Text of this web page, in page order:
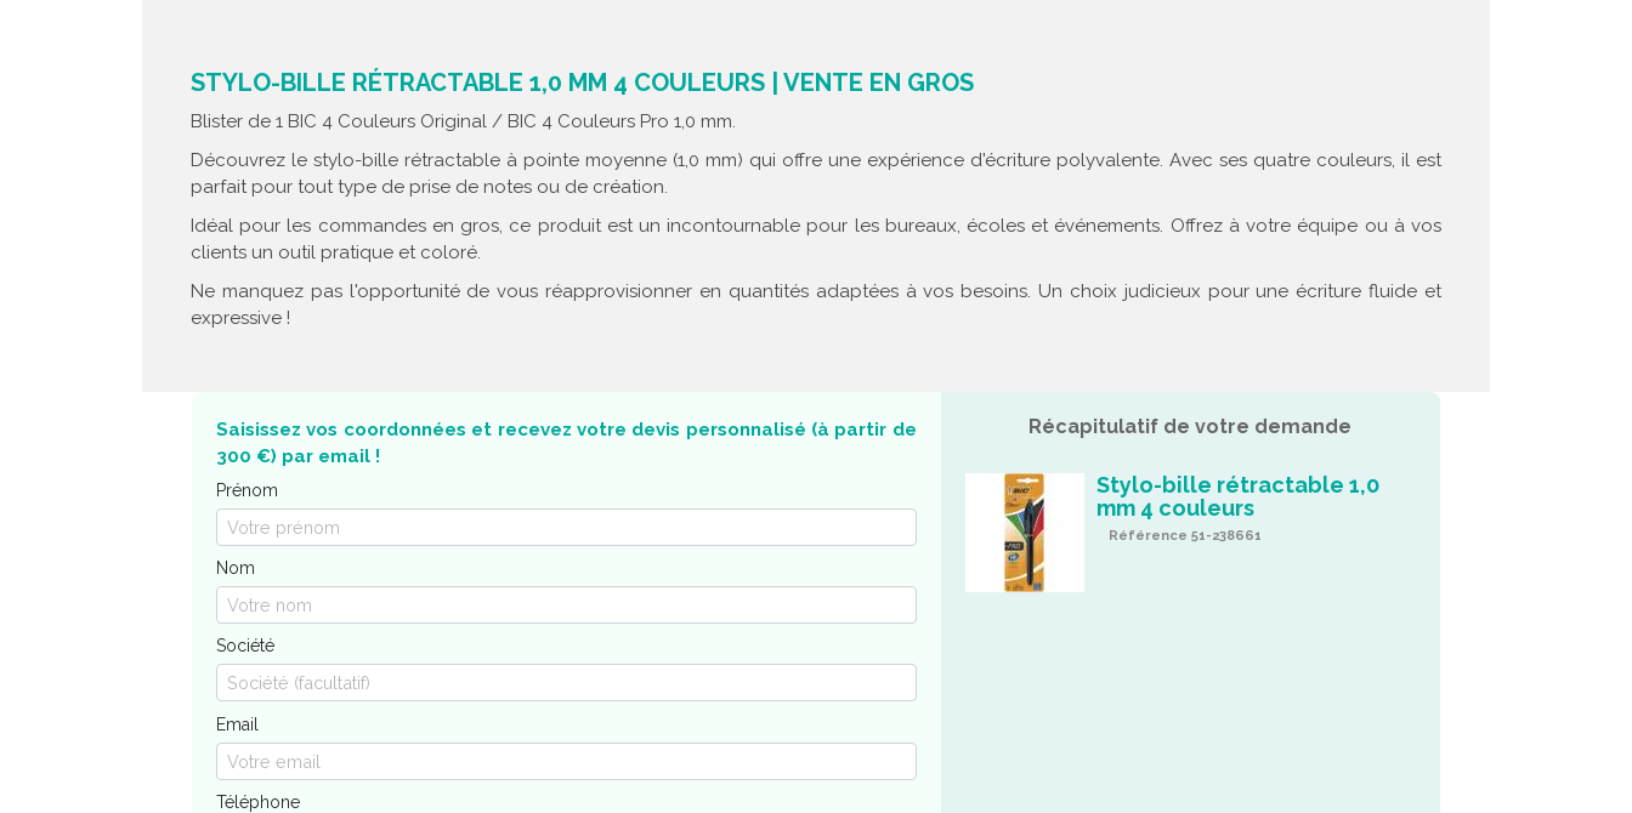
STYLO-BILLE RÉTRACTABLE 1,0 MM 4 COULEURS | VENTE EN GROS
Blister de 1 BIC 4 Couleurs Original / BIC 4 Couleurs Pro 1,0 mm.
Découvrez le stylo-bille rétractable à pointe moyenne (1,0 mm) qui offre une expérience d'écriture polyvalente. Avec ses quatre couleurs, il est
parfait pour tout type de prise de notes ou de création.
Idéal pour les commandes en gros, ce produit est un incontournable pour les bureaux, écoles et événements. Offrez à votre équipe ou à vos
clients un outil pratique et coloré.
Ne manquez pas l'opportunité de vous réapprovisionner en quantités adaptées à vos besoins. Un choix judicieux pour une écriture fluide et
expressive !
Saisissez vos coordonnées et recevez votre devis personnalisé (à partir de
300 €) par email !
Prénom
Nom
Société
Email
Téléphone
Récapitulatif de votre demande
Stylo-bille rétractable 1,0
mm 4 couleurs
Référence 51-238661